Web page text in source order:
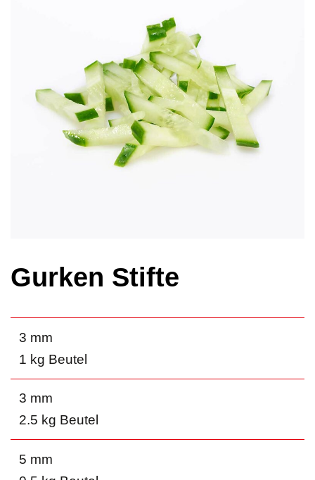
Gurken Stifte
3 mm
1 kg Beutel
3 mm
2.5 kg Beutel
5 mm